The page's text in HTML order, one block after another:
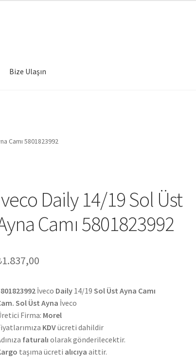
Bize Ulaşın
Camı 5801823992
Daily 14/19 Sol Üst
Camı 5801823992
1.837,00
İveco Daily 14/19Sol Üst Ayna Camı
Sol Üst Ayna İveco
Firma: Morel
KDVücreti dahildir
faturalı olarak gönderilecektir.
taşıma ücreti alıcıya aittir.